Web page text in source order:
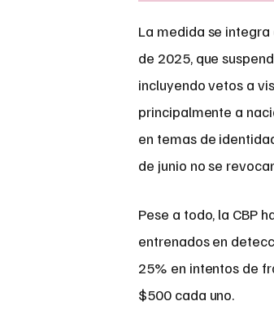
La medida se
de 2025, que
incluyendo vetos a
principalmente a
en temas de
de junio no se
Pese a todo, la CBP
entrenados en
25% en intentos de
$500 cada uno.